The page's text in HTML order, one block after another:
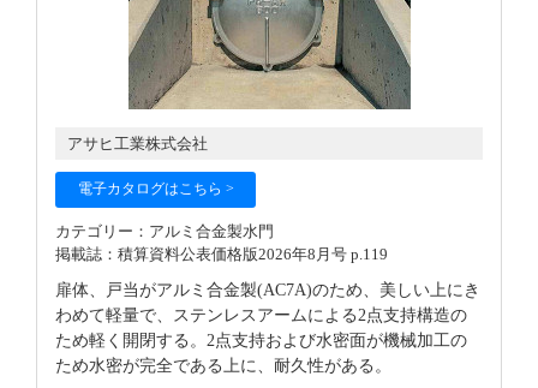
アサヒ工業株式会社
電子カタログはこちら >
カテゴリー：アルミ合金製水門
掲載誌：積算資料公表価格版2026年8月号 p.119
扉体、戸当がアルミ合金製(AC7A)のため、美しい上にき
わめて軽量で、ステンレスアームによる2点支持構造の
ため軽く開閉する。2点支持および水密面が機械加工の
ため水密が完全である上に、耐久性がある。